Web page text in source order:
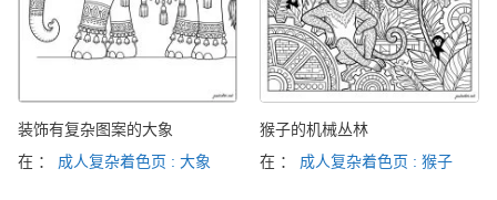
装饰有复杂图案的大象
在 ： 成人复杂着色页 : 大象
猴子的机械丛林
在 ： 成人复杂着色页 : 猴子